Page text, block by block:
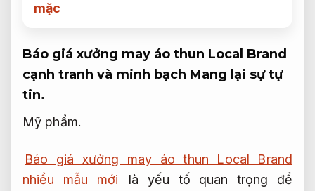
mặc
Báo giá xưởng may áo thun Local Brand
cạnh tranh và minh bạch Mang lại sự tự
tin.
Mỹ phẩm.
Báo giá xưởng may áo thun Local Brand
nhiều mẫu mới
là yếu tố quan trọng để